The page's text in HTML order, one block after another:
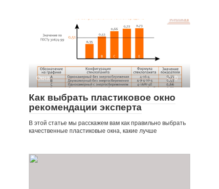
Окна 0
Как выбрать пластиковое окно
рекомендации эксперта
В этой статье мы расскажем вам как правильно выбрать
качественные пластиковые окна, какие лучше